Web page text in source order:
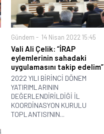
Gündem 14 Nisan 2022 15:45
Vali Ali Çelik: “İRAP
eylemlerinin sahadaki
uygulamasını takip edelim”
2022 YILI BİRİNCİ DÖNEM
YATIRIMLARININ
DEĞERLENDİRİLDİĞİ İL
KOORDİNASYON KURULU
TOPLANTISI’NIN...